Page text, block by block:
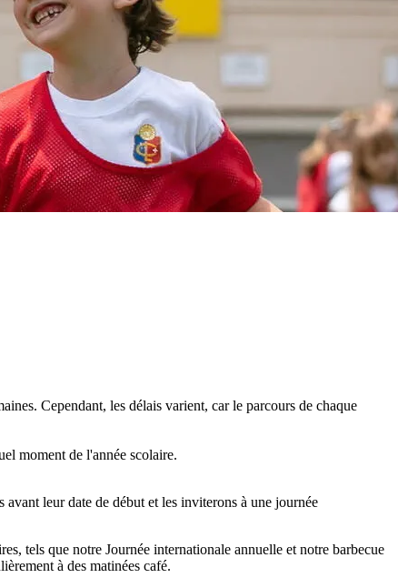
Cependant, les délais varient, car le parcours de chaque
moment de l'année scolaire.
leur date de début et les inviterons à une journée
tels que notre Journée internationale annuelle et notre barbecue
à des matinées café.